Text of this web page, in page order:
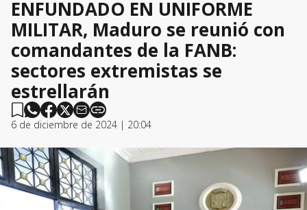
ENFUNDADO EN UNIFORME
MILITAR, Maduro se reunió con
comandantes de la FANB:
sectores extremistas se
estrellarán
6 de diciembre de 2024 | 20:04